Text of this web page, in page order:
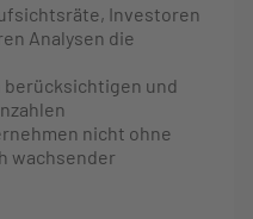
Investoren
Analysen die
und
nicht ohne
wachsender